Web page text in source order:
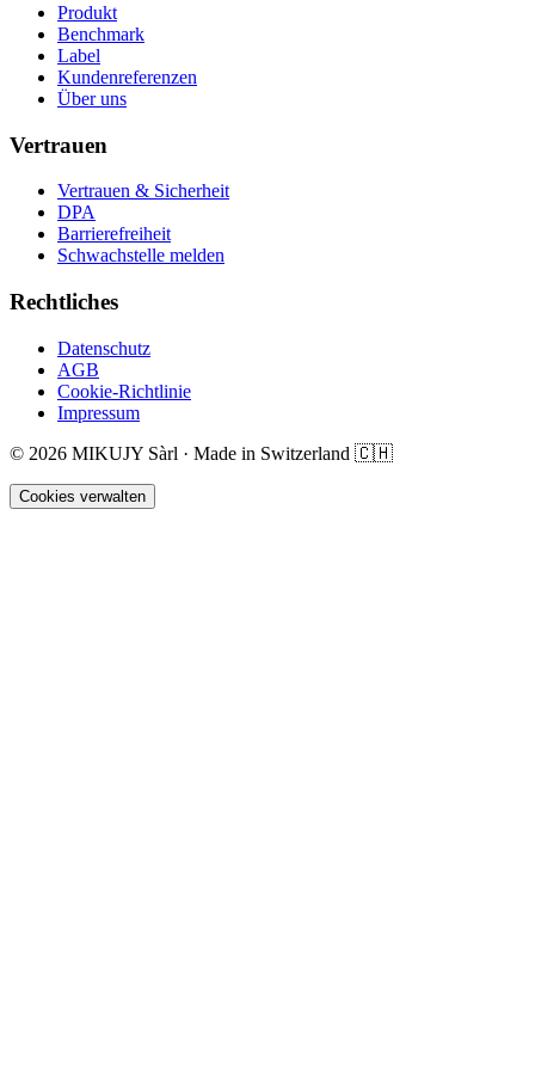
Produkt
Benchmark
Label
Kundenreferenzen
Über uns
Vertrauen
Vertrauen & Sicherheit
DPA
Barrierefreiheit
Schwachstelle melden
Rechtliches
Datenschutz
AGB
Cookie-Richtlinie
Impressum
© 2026 MIKUJY Sàrl · Made in Switzerland 🇨🇭
Cookies verwalten